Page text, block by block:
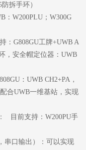
防拆手环）
：W200PLU；W300G
：G808GU工牌+UWB A
，安全帽定位器：UWB
：UWB CH2+PA，
合UWB一维基站，实现
目前支持：W200PU手
串口输出）：可以实现